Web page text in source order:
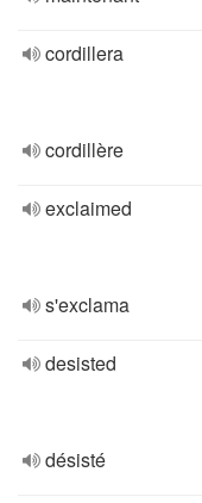
cordillera
cordillère
exclaimed
s'exclama
desisted
désisté